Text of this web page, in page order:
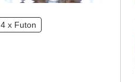
4 x Futon